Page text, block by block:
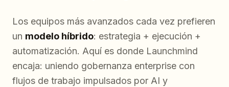
Los equipos más avanzados cada vez prefieren
un modelo híbrido: estrategia + ejecución +
automatización. Aquí es donde Launchmind
encaja: uniendo gobernanza enterprise con
flujos de trabajo impulsados por AI y